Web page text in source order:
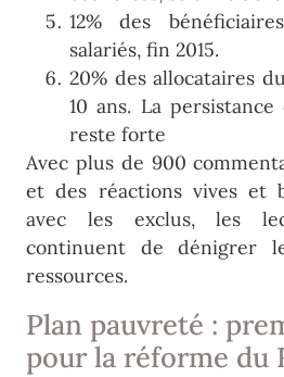
12% des
salariés, fin 2015.
20% des allocataires
10 ans. La
reste forte
Avec plus de 900
et des réactions vives et
avec les exclus, les
continuent de dénigrer
ressources.
Plan pauvreté :
pour la réforme du